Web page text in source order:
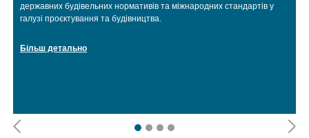
державних будівельних нормативів та міжнародних стандартів у
галузі проєктування та будівництва.
Більш детально